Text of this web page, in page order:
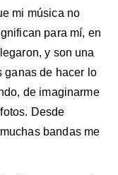
mi música no
para mí, en
y son una
ganas de hacer lo
de imaginarme
Desde
bandas me